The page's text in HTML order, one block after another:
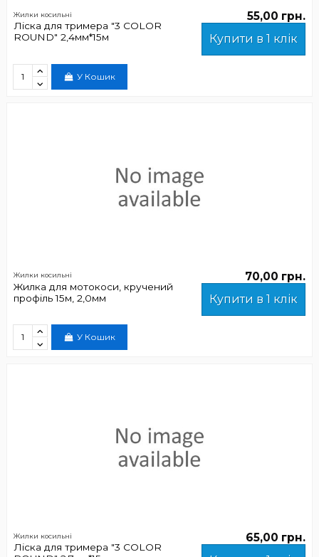
Жилки косильні
Ліска для тримера "3 COLOR
ROUND" 2,4мм*15м
55,00 грн.
Купити в 1 клік
У Кошик
Жилки косильні
Жилка для мотокоси, кручений
профіль 15м, 2,0мм
70,00 грн.
Купити в 1 клік
У Кошик
Жилки косильні
Ліска для тримера "3 COLOR
65,00 грн.